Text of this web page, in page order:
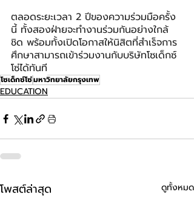
ตลอดระยะเวลา 2 ปีของความร่วมมือครั้ง
นี้ ทั้งสองฝ่ายจะทำงานร่วมกันอย่างใกล้
ชิด พร้อมทั้งเปิดโอกาสให้นิสิตที่สำเร็จการ
ศึกษาสามารถเข้าร่วมงานกับบริษัทโซเด็กซ์
โซ่ได้ทันที
โซเด็กซ์โซ่มหาวิทยาลัยกรุงเทพ
EDUCATION
โพสต์ล่าสุด ดูทั้งหมด